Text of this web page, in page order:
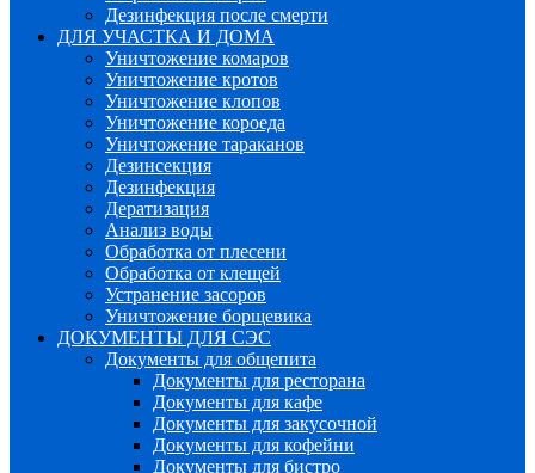
Дезинфекция после смерти
ДЛЯ УЧАСТКА И ДОМА
Уничтожение комаров
Уничтожение кротов
Уничтожение клопов
Уничтожение короеда
Уничтожение тараканов
Дезинсекция
Дезинфекция
Дератизация
Анализ воды
Обработка от плесени
Обработка от клещей
Устранение засоров
Уничтожение борщевика
ДОКУМЕНТЫ ДЛЯ СЭС
Документы для общепита
Документы для ресторана
Документы для кафе
Документы для закусочной
Документы для кофейни
Документы для бистро